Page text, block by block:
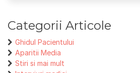
Categorii Articole
Ghidul Pacientului
Aparitii Media
Stiri si mai mult